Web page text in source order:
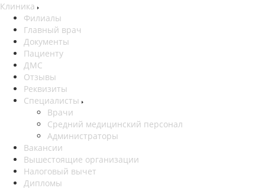
Клиника
Филиалы
Главный врач
Документы
Пациенту
ДМС
Отзывы
Реквизиты
Специалисты
Врачи
Средний медицинский персонал
Администраторы
Вакансии
Вышестоящие организации
Налоговый вычет
Дипломы